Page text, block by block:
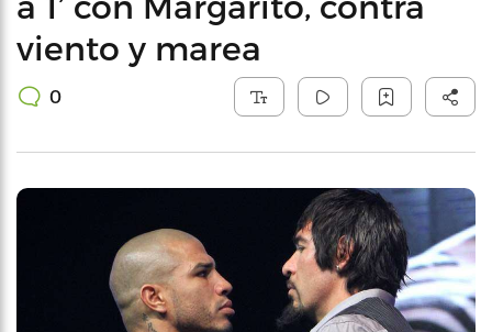
viento y marea
0